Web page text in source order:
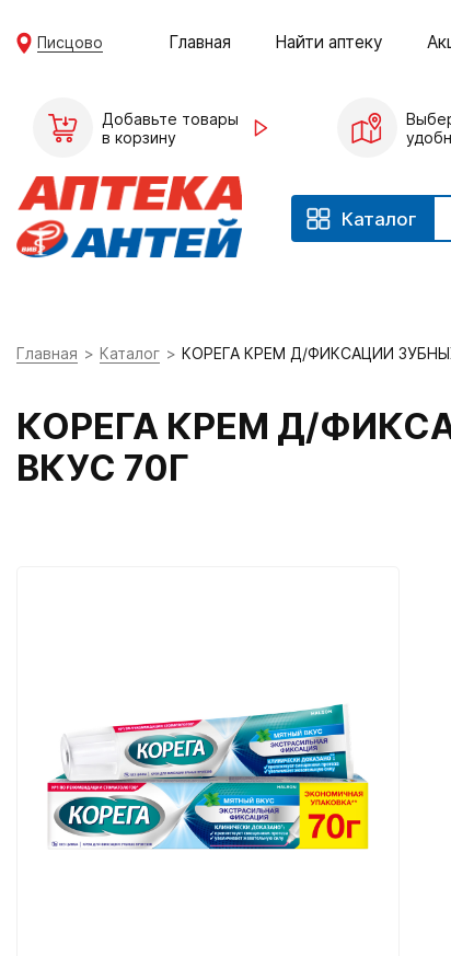
Писцово Главная Найти аптеку
Добавьте товары
в корзину
Каталог
Главная Каталог КОРЕГА КРЕМ Д/ФИКСАЦИИ
КОРЕГА КРЕМ Д/
ВКУС 70Г